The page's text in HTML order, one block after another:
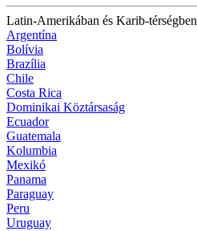
Latin-Amerikában és Karib-térségben
Argentína
Bolívia
Brazília
Chile
Costa Rica
Dominikai Köztársaság
Ecuador
Guatemala
Kolumbia
Mexikó
Panama
Paraguay
Peru
Uruguay